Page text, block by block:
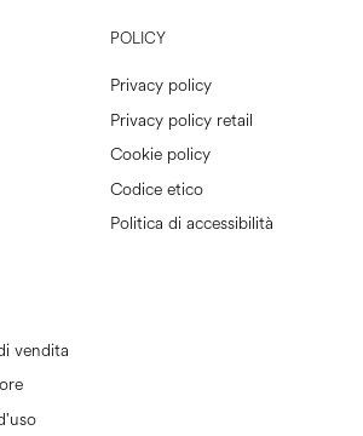
POLICY
Privacy policy
Privacy policy retail
Cookie policy
Codice etico
Politica di accessibilità
vendita